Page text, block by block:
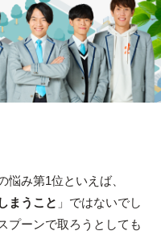
悩み第1位といえば、
まうこと 」ではないでし
プーンで取ろうとしても